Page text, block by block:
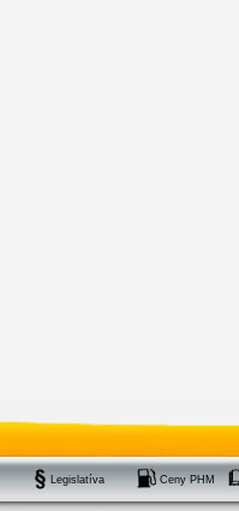
Legislatíva Ceny PHM